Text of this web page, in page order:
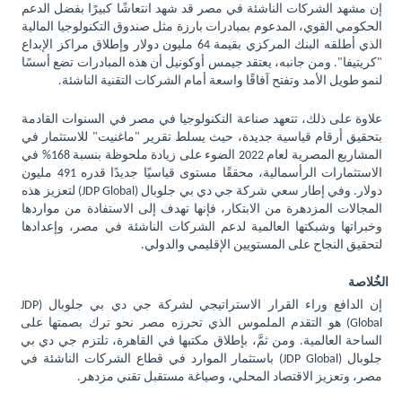
إن مشهد الشركات الناشئة في مصر قد شهد انتعاشًا كبيرًا بفضل الدعم
الحكومي القوي، المدعوم بمبادرات بارزة مثل صندوق التكنولوجيا المالية
الذي أطلقه البنك المركزي بقيمة 64 مليون دولار وإطلاق مراكز الإبداع
"كريتيفا". ومن جانبه، يعتقد جيمس أوكونيل أن هذه المبادرات تضع أسسًا
لنمو طويل الأمد وتفتح آفاقًا واسعة أمام الشركات التقنية الناشئة.
علاوة على ذلك، تتعهد صناعة التكنولوجيا في مصر في السنوات القادمة
بتحقيق أرقام قياسية جديدة، حيث يسلط تقرير "ماغنيت" للاستثمار في
المشاريع المصرية لعام 2022 الضوء على زيادة ملحوظة بنسبة 168% في
الاستثمارات الرأسمالية، محققًا مستوى قياسيًا جديدًا قدره 491 مليون
دولار. وفي إطار سعي شركة جي دي بي جلوبال (JDP Global) لتعزيز هذه
المجالات المزدهرة من الابتكار، فإنها تهدف إلى الاستفادة من مواردها
وخبراتها وشبكتها العالمية لدعم الشركات الناشئة في مصر، وإعدادها
لتحقيق النجاح على المستويين الإقليمي والدولي.
الخُلاصة
إن الدافع وراء القرار الاستراتيجي لشركة جي دي بي جلوبال (JDP
Global) هو التقدم الملموس الذي تحرزه مصر نحو ترك بصمتها على
الساحة العالمية. ومن ثمَّ، بإطلاق مكتبها في القاهرة، تلتزم جي دي بي
جلوبال (JDP Global) باستثمار الموارد في قطاع الشركات الناشئة في
مصر، وتعزيز الاقتصاد المحلي، وصياغة مستقبل تقني مزدهر.